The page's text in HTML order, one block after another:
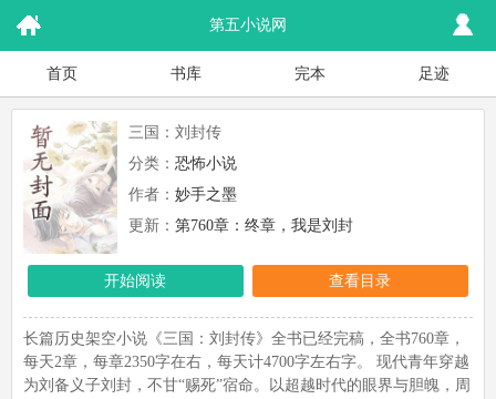
第五小说网
首页 书库 完本 足迹
三国：刘封传
分类：恐怖小说
作者：妙手之墨
更新：第760章：终章，我是刘封
开始阅读 查看目录
长篇历史架空小说《三国：刘封传》全书已经完稿，全书760章，
每天2章，每章2350字在右，每天计4700字左右字。 现代青年穿越
为刘备义子刘封，不甘“赐死”宿命。以超越时代的眼界与胆魄，周